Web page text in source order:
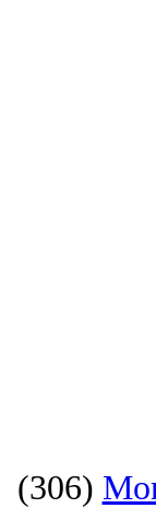
(306)